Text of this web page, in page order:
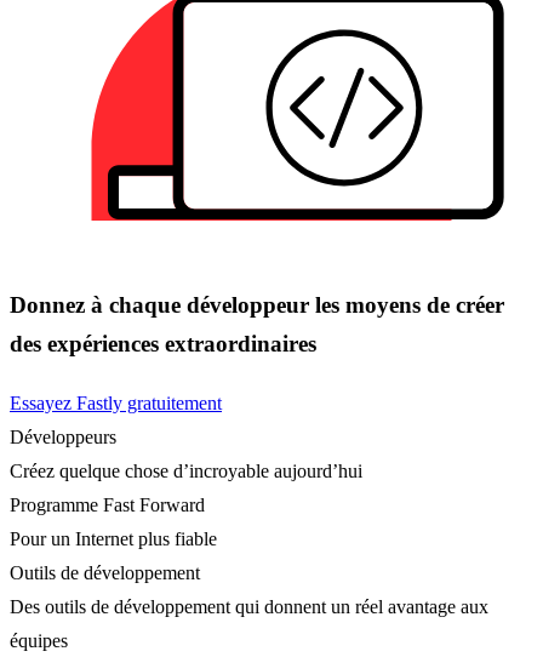
Donnez à chaque développeur les moyens de créer
des expériences extraordinaires
Essayez Fastly gratuitement
Développeurs
Créez quelque chose d’incroyable aujourd’hui
Programme Fast Forward
Pour un Internet plus fiable
Outils de développement
Des outils de développement qui donnent un réel avantage aux
équipes